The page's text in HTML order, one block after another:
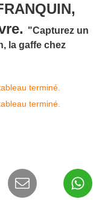
"Capturez un
la gaffe chez